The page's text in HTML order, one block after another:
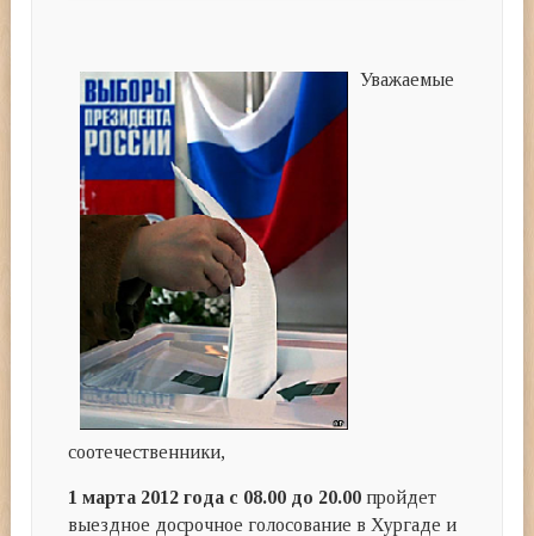
Уважаемые
соотечественники,
1 марта 2012 года с 08.00 до 20.00 пройдет
выездное досрочное голосование в Хургаде и